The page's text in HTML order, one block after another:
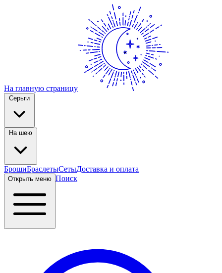
На главную страницу
БрошиБраслетыСетыДоставка и оплата
Открыть меню Поиск